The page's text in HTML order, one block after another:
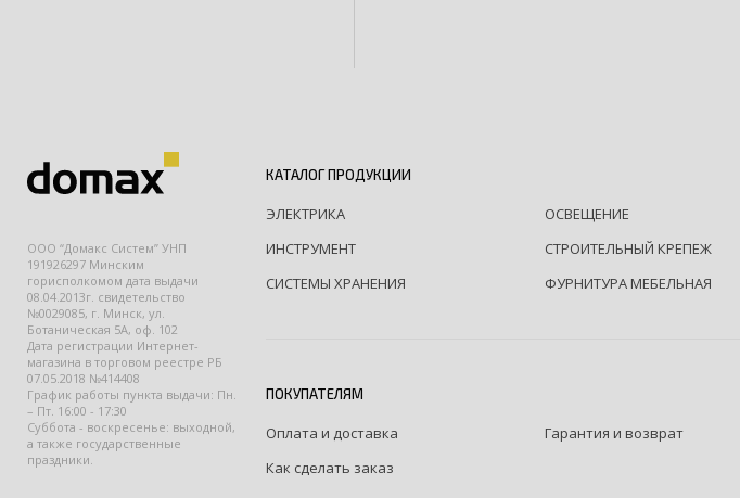
ООО “Домакс Систем” УНП
191926297 Минским
горисполкомом дата выдачи
08.04.2013г. свидетельство
№0029085, г. Минск, ул.
Ботаническая 5А, оф. 102
Дата регистрации Интернет-
магазина в торговом реестре РБ
07.05.2018 №414408
График работы пункта выдачи: Пн.
– Пт. 16:00 - 17:30
Суббота - воскресенье: выходной,
а также государственные
праздники.
КАТАЛОГ ПРОДУКЦИИ
ЭЛЕКТРИКА ОСВЕЩЕНИЕ
ИНСТРУМЕНТ
СТРОИТЕЛЬНЫЙ КРЕПЕЖ
СИСТЕМЫ ХРАНЕНИЯ
ФУРНИТУРА МЕБЕЛЬНАЯ
ПОКУПАТЕЛЯМ
Оплата и доставка Гарантия и возврат
Как сделать заказ